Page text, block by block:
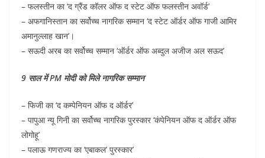
– फलस्तीन का ‘द ग्रैंड कॉलर ऑफ द स्टेट ऑफ फलस्तीन अवॉर्ड’
– अफगानिस्तान का सर्वोच्च नागरिक सम्मान ‘द स्टेट ऑर्डर ऑफ गाजी आमिर
अमानुल्लाह खान’।
– सऊदी अरब का सर्वोच्च सम्मान ‘ऑर्डर ऑफ अब्दुल अजीज अल सऊद’
9 साल में PM मोदी को मिले नागरिक सम्मान
– फिजी का ‘द कम्पेनियन ऑफ द ऑर्डर’
– पापुआ न्यू गिनी का सर्वोच्च नागरिक पुरस्कार ‘कंपेनियन ऑफ द ऑर्डर ऑफ
लोगोहू’
– पलाऊ गणराज्य का ‘एबाकल’ पुरस्कार’